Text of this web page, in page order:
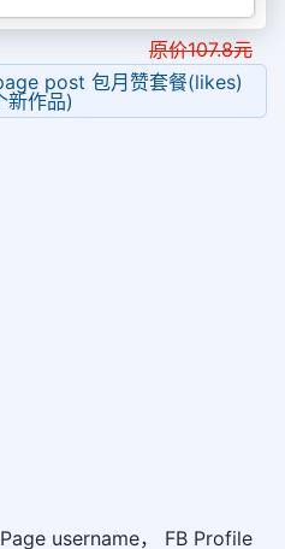
原价107.8元
post 包月赞套餐(likes)
新作品)
username， FB Profile